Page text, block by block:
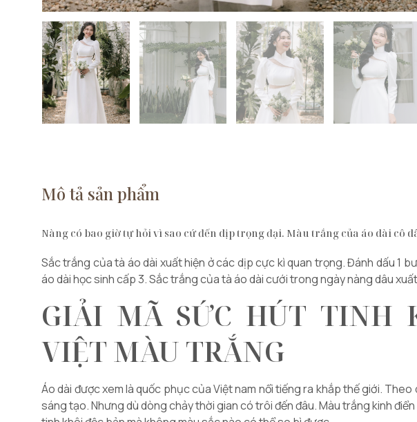
Mô tả sản phẩm
Nàng có bao giờ tự hỏi vì sao cứ đến dịp trọng đại. Màu trắng của áo dài
Sắc trắng của tà áo dài xuất hiện ở các dịp cực kì quan trọng. Đánh dấu 1
áo dài học sinh cấp 3. Sắc trắng của tà áo dài cưới trong ngày nàng dâu
GIẢI MÃ SỨC HÚT TINH
VIỆT MÀU TRẮNG
Áo dài được xem là quốc phục của Việt nam nổi tiếng ra khắp thế giới.
sáng tạo. Nhưng dù dòng chảy thời gian có trôi đến đâu. Màu trắng kinh